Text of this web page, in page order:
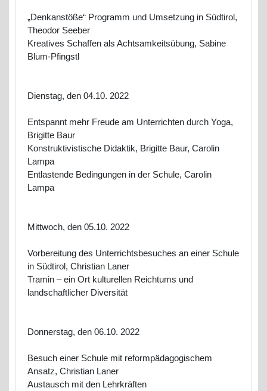
„Denkanstöße“ Programm und Umsetzung in Südtirol,
Theodor Seeber
Kreatives Schaffen als Achtsamkeitsübung, Sabine
Blum-Pfingstl
Dienstag, den 04.10. 2022
Entspannt mehr Freude am Unterrichten durch Yoga,
Brigitte Baur
Konstruktivistische Didaktik, Brigitte Baur, Carolin
Lampa
Entlastende Bedingungen in der Schule, Carolin
Lampa
Mittwoch, den 05.10. 2022
Vorbereitung des Unterrichtsbesuches an einer Schule
in Südtirol, Christian Laner
Tramin – ein Ort kulturellen Reichtums und
landschaftlicher Diversität
Donnerstag, den 06.10. 2022
Besuch einer Schule mit reformpädagogischem
Ansatz, Christian Laner
Austausch mit den Lehrkräften